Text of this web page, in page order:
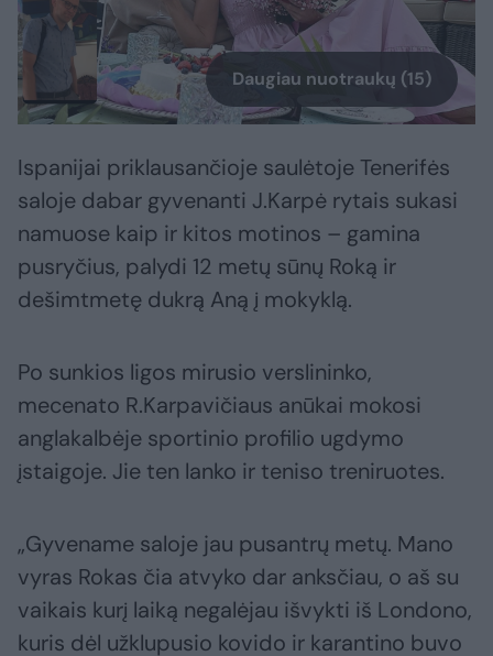
Daugiau nuotraukų (15)
Ispanijai priklausančioje saulėtoje Tenerifės
saloje dabar gyvenanti J.Karpė rytais sukasi
namuose kaip ir kitos motinos – gamina
pusryčius, palydi 12 metų sūnų Roką ir
dešimtmetę dukrą Aną į mokyklą.
Po sunkios ligos mirusio verslininko,
mecenato R.Karpavičiaus anūkai mokosi
anglakalbėje sportinio profilio ugdymo
įstaigoje. Jie ten lanko ir teniso treniruotes.
„Gyvename saloje jau pusantrų metų. Mano
vyras Rokas čia atvyko dar anksčiau, o aš su
vaikais kurį laiką negalėjau išvykti iš Londono,
kuris dėl užklupusio kovido ir karantino buvo